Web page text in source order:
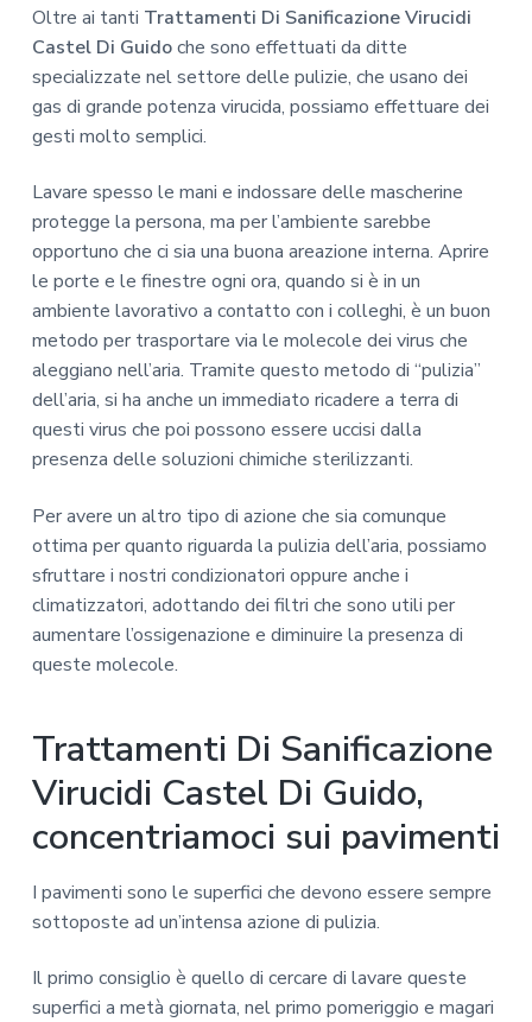
Oltre ai tanti Trattamenti Di Sanificazione Virucidi
Castel Di Guidoche sono effettuati da ditte
specializzate nel settore delle pulizie, che usano dei
gas di grande potenza virucida, possiamo effettuare dei
gesti molto semplici.
Lavare spesso le mani e indossare delle mascherine
protegge la persona, ma per l’ambiente sarebbe
opportuno che ci sia una buona areazione interna. Aprire
le porte e le finestre ogni ora, quando si è in un
ambiente lavorativo a contatto con i colleghi, è un buon
metodo per trasportare via le molecole dei virus che
aleggiano nell’aria. Tramite questo metodo di “pulizia”
dell’aria, si ha anche un immediato ricadere a terra di
questi virus che poi possono essere uccisi dalla
presenza delle soluzioni chimiche sterilizzanti.
Per avere un altro tipo di azione che sia comunque
ottima per quanto riguarda la pulizia dell’aria, possiamo
sfruttare i nostri condizionatori oppure anche i
climatizzatori, adottando dei filtri che sono utili per
aumentare l’ossigenazione e diminuire la presenza di
queste molecole.
Trattamenti Di Sanificazione
Virucidi Castel Di Guido,
concentriamoci sui pavimenti
I pavimenti sono le superfici che devono essere sempre
sottoposte ad un’intensa azione di pulizia.
Il primo consiglio è quello di cercare di lavare queste
superfici a metà giornata, nel primo pomeriggio e magari